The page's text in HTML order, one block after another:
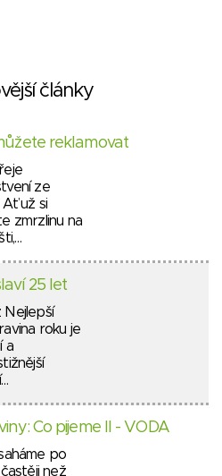
články
reklamovat
ze
Ať už si
zmrzlinu na
25 let
Nejlepší
roku je
a
Co pijeme II - VODA
po
častěji než